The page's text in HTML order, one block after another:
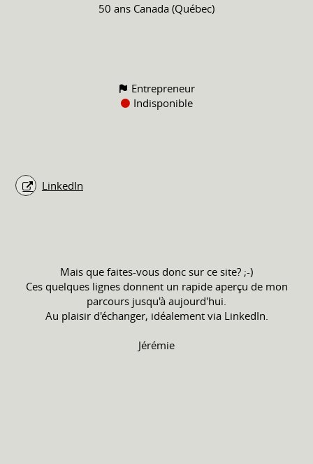
50 ans Canada (Québec)
Entrepreneur
Indisponible
LinkedIn
Mais que faites-vous donc sur ce site? ;-)
Ces quelques lignes donnent un rapide aperçu de mon
parcours jusqu'à aujourd'hui.
Au plaisir d'échanger, idéalement via LinkedIn.
Jérémie